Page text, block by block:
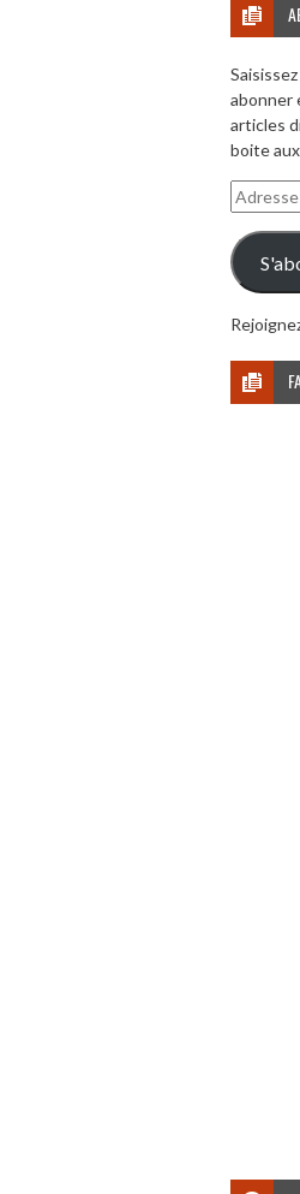
abonner
articles
boite
Adresse
e-
mail